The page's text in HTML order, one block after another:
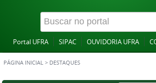
Portal UFRA SIPAC OUVIDORIA UFRA
PÁGINA INICIAL > DESTAQUES